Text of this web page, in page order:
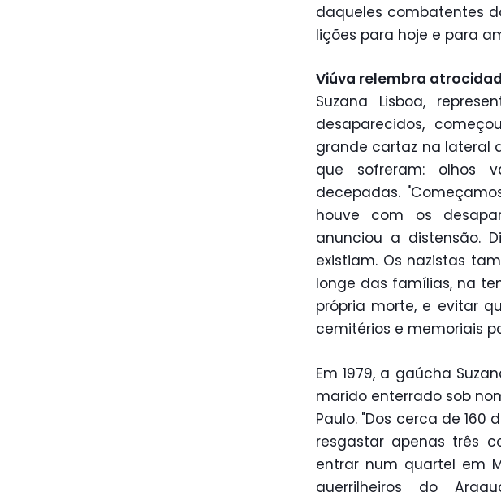
daqueles combatentes
lições para hoje e para
Viúva relembra
Suzana Lisboa,
desaparecidos,
grande cartaz na lateral
que sofreram: olhos
decepadas.
houve com os
anunciou a distensão.
existiam. Os nazistas
longe das famílias, na
própria morte, e evitar
cemitérios e memoriais
Em 1979, a gaúcha
marido enterrado sob
Paulo. "Dos cerca de
resgastar apenas três
entrar num quartel em
guerrilheiros do